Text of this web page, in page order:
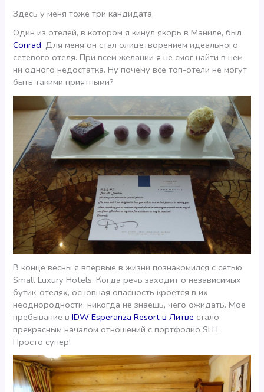
Здесь у меня тоже три кандидата.
Один из отелей, в котором я кинул якорь в Маниле, был
Conrad. Для меня он стал олицетворением идеального
сетевого отеля. При всем желании я не смог найти в нем
ни одного недостатка. Ну почему все топ-отели не могут
быть такими приятными?
В конце весны я впервые в жизни познакомился с сетью
Small Luxury Hotels. Когда речь заходит о независимых
бутик-отелях, основная опасность кроется в их
неоднородности; никогда не знаешь, чего ожидать. Мое
пребывание вIDW Esperanza Resort в Литве стало
прекрасным началом отношений с портфолио SLH.
Просто супер!